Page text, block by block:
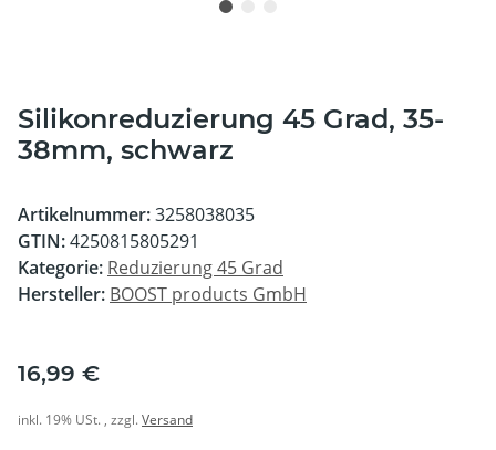
Silikonreduzierung 45 Grad, 35-
38mm, schwarz
Artikelnummer:3258038035
GTIN:4250815805291
Kategorie: Reduzierung 45 Grad
Hersteller: BOOST products GmbH
16,99 €
inkl. 19% USt. , zzgl.Versand